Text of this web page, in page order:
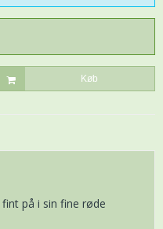
Køb
på i sin fine røde